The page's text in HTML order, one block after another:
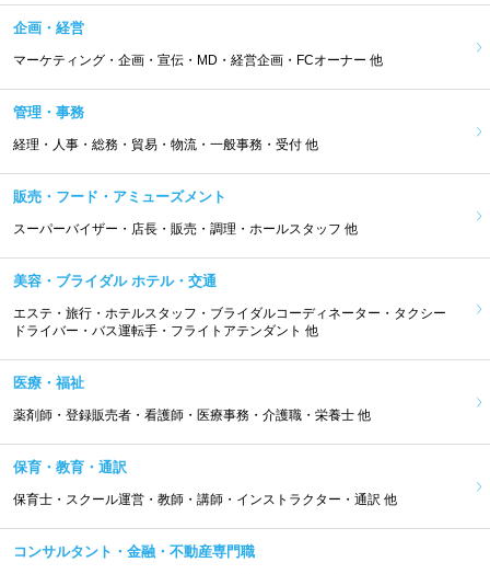
企画・経営
マーケティング・企画・宣伝・MD・経営企画・FCオーナー 他
管理・事務
経理・人事・総務・貿易・物流・一般事務・受付 他
販売・フード・アミューズメント
スーパーバイザー・店長・販売・調理・ホールスタッフ 他
美容・ブライダル ホテル・交通
エステ・旅行・ホテルスタッフ・ブライダルコーディネーター・タクシー
ドライバー・バス運転手・フライトアテンダント 他
医療・福祉
薬剤師・登録販売者・看護師・医療事務・介護職・栄養士 他
保育・教育・通訳
保育士・スクール運営・教師・講師・インストラクター・通訳 他
コンサルタント・金融・不動産専門職